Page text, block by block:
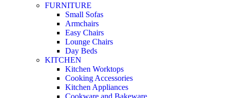
FURNITURE
Small Sofas
Armchairs
Easy Chairs
Lounge Chairs
Day Beds
KITCHEN
Kitchen Worktops
Cooking Accessories
Kitchen Appliances
Cookware and Bakeware